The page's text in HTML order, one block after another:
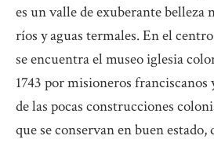
es un valle de exuberante belleza
ríos y aguas termales. En el
se encuentra el museo iglesia
1743 por misioneros
de las pocas construcciones
que se conservan en buen estado,